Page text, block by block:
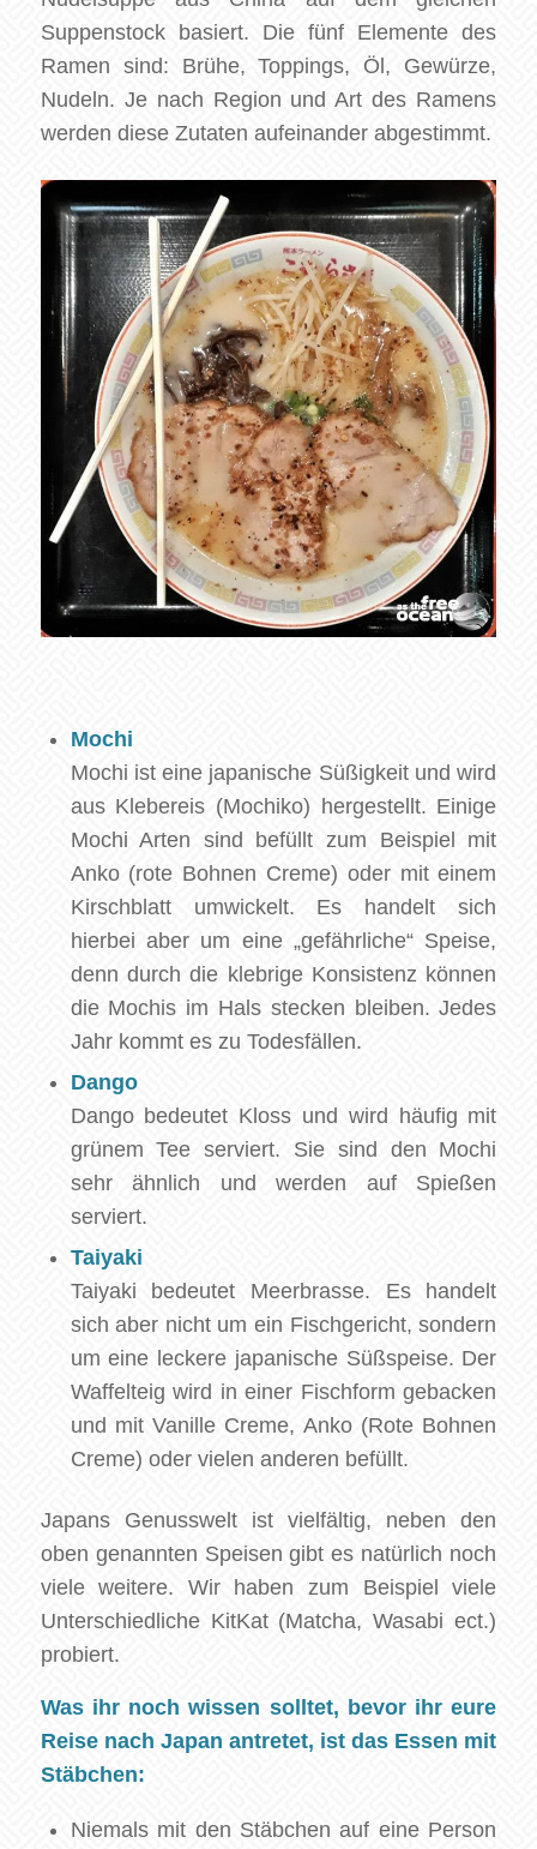
Suppenstock basiert. Die fünf Elemente des
Ramen sind: Brühe, Toppings, Öl, Gewürze,
Nudeln. Je nach Region und Art des Ramens
werden diese Zutaten aufeinander abgestimmt.
Mochi
Mochi ist eine japanische Süßigkeit und wird
aus Klebereis (Mochiko) hergestellt. Einige
Mochi Arten sind befüllt zum Beispiel mit
Anko (rote Bohnen Creme) oder mit einem
Kirschblatt umwickelt. Es handelt sich
hierbei aber um eine „gefährliche“ Speise,
denn durch die klebrige Konsistenz können
die Mochis im Hals stecken bleiben. Jedes
Jahr kommt es zu Todesfällen.
Dango
Dango bedeutet Kloss und wird häufig mit
grünem Tee serviert. Sie sind den Mochi
sehr ähnlich und werden auf Spießen
serviert.
Taiyaki
Taiyaki bedeutet Meerbrasse. Es handelt
sich aber nicht um ein Fischgericht, sondern
um eine leckere japanische Süßspeise. Der
Waffelteig wird in einer Fischform gebacken
und mit Vanille Creme, Anko (Rote Bohnen
Creme) oder vielen anderen befüllt.
Japans Genusswelt ist vielfältig, neben den
oben genannten Speisen gibt es natürlich noch
viele weitere. Wir haben zum Beispiel viele
Unterschiedliche KitKat (Matcha, Wasabi ect.)
probiert.
Was ihr noch wissen solltet, bevor ihr eure
Reise nach Japan antretet, ist das Essen mit
Stäbchen:
Niemals mit den Stäbchen auf eine Person